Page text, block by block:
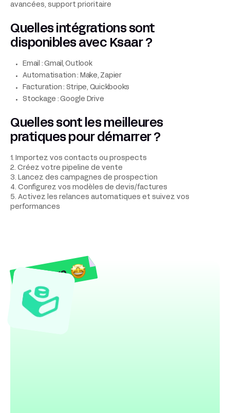
avancées, support prioritaire
Quelles intégrations sont
disponibles avec Ksaar ?
Email : Gmail, Outlook
Automatisation : Make, Zapier
Facturation : Stripe, Quickbooks
Stockage : Google Drive
Quelles sont les meilleures
pratiques pour démarrer ?
1. Importez vos contacts ou prospects
2. Créez votre pipeline de vente
3. Lancez des campagnes de prospection
4. Configurez vos modèles de devis/factures
5. Activez les relances automatiques et suivez vos
performances